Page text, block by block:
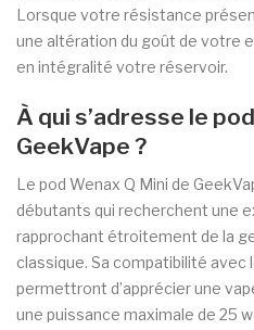
Lorsque votre résistance
une altération du goût de votre
en intégralité votre réservoir.
À qui s’adresse le
GeekVape ?
Le pod Wenax Q Mini de
débutants qui recherchent une
rapprochant étroitement de la
classique. Sa compatibilité avec
permettront d’apprécier une
une puissance maximale de 25